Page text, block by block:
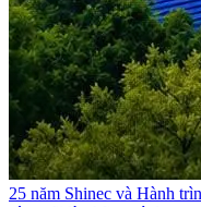
25 năm Shinec và Hành